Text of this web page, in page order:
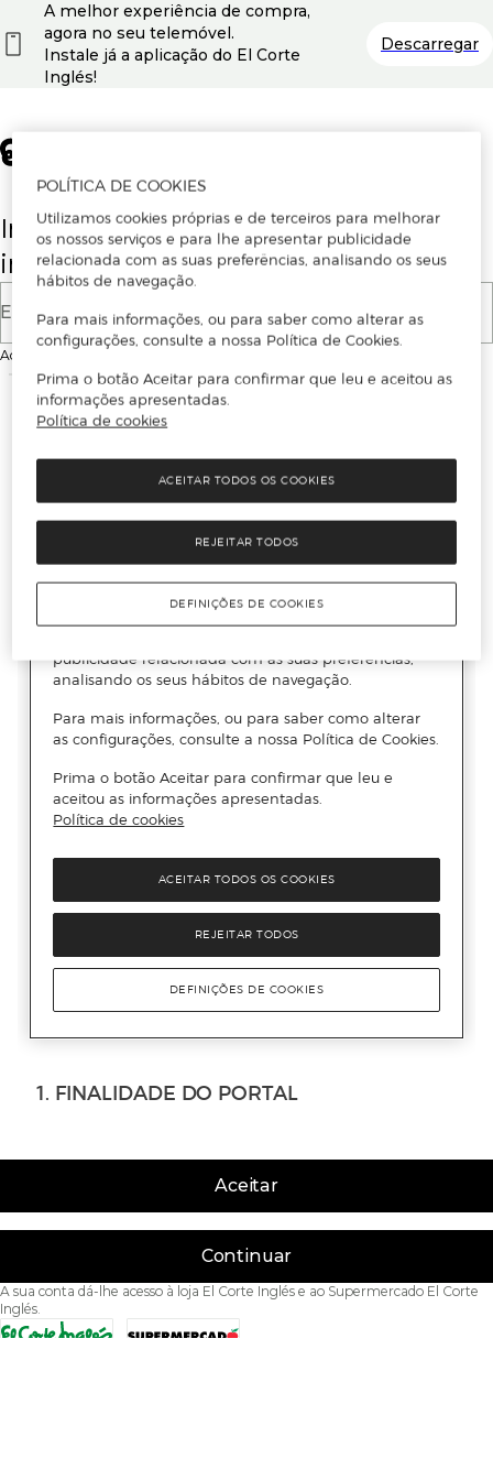
Insira o seu email para se registar ou
iniciar sessão.
E-mail
Ao continuar, aceitas as
Aceitar
Continuar
A sua conta dá-lhe acesso à loja El Corte Inglés e ao Supermercado El Corte
Inglés.
A melhor experiência de compra,
agora no seu telemóvel.
Instale já a aplicação do El Corte
Inglés!
Descarregar
POLÍTICA DE COOKIES
Utilizamos cookies próprias e de terceiros para melhorar
os nossos serviços e para lhe apresentar publicidade
relacionada com as suas preferências, analisando os seus
hábitos de navegação.
Para mais informações, ou para saber como alterar as
configurações, consulte a nossa Política de Cookies.
Prima o botão Aceitar para confirmar que leu e aceitou as
informações apresentadas.
Política de cookies
REJEITAR TODOS
ACEITAR TODOS OS COOKIES
DEFINIÇÕES DE COOKIES